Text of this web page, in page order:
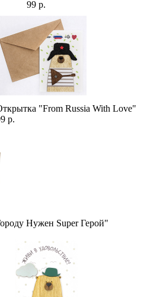
99 р.
"From Russia With Love"
р.
Нужен Super Герой"